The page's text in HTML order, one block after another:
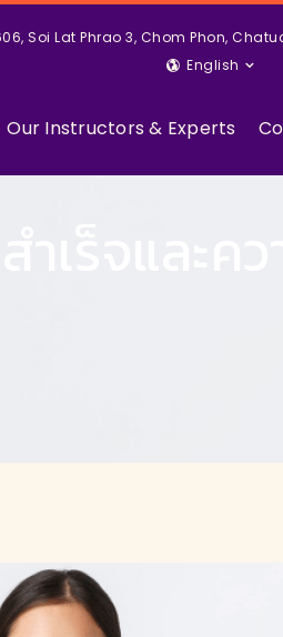
Soi Lat Phrao 3, Chom Phon,
English
Our Instructors & Experts